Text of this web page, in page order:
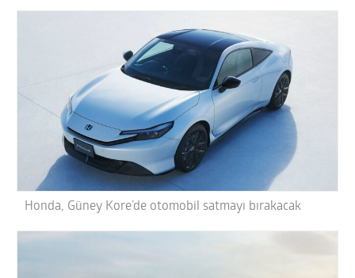
Honda, Güney Kore’de otomobil satmayı bırakacak